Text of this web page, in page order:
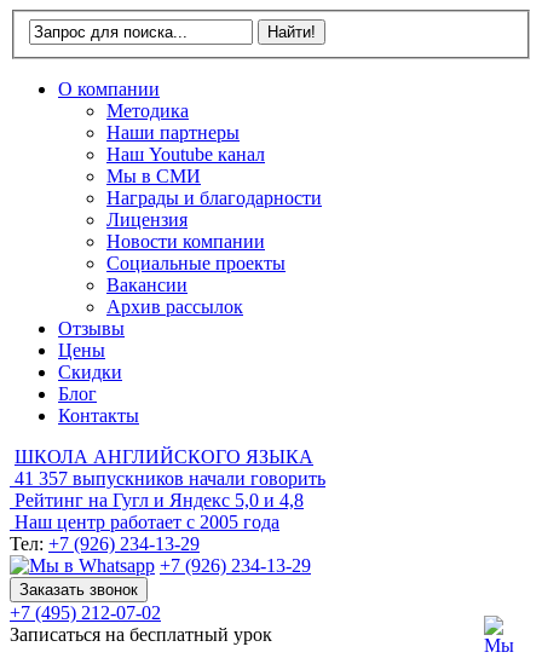
О компании
Методика
Наши партнеры
Наш Youtube канал
Мы в СМИ
Награды и благодарности
Лицензия
Новости компании
Социальные проекты
Вакансии
Архив рассылок
Отзывы
Цены
Скидки
Блог
Контакты
ШКОЛА АНГЛИЙСКОГО ЯЗЫКА
41 357 выпускников начали говорить
Рейтинг на Гугл и Яндекс 5,0 и 4,8
Наш центр работает с 2005 года
Тел: +7 (926) 234-13-29
+7 (926) 234-13-29
Заказать звонок
+7 (495) 212-07-02
Записаться на бесплатный урок